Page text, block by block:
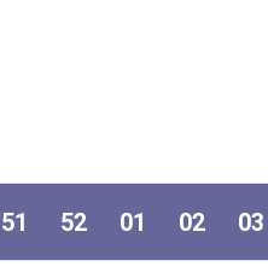
51 52 01 02 03